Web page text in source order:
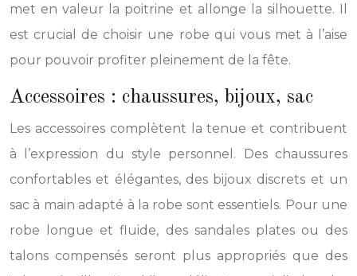
met en valeur la poitrine et allonge la silhouette. Il
est crucial de choisir une robe qui vous met à l’aise
pour pouvoir profiter pleinement de la fête.
Accessoires : chaussures, bijoux, sac
Les accessoires complètent la tenue et contribuent
à l’expression du style personnel. Des chaussures
confortables et élégantes, des bijoux discrets et un
sac à main adapté à la robe sont essentiels. Pour une
robe longue et fluide, des sandales plates ou des
talons compensés seront plus appropriés que des